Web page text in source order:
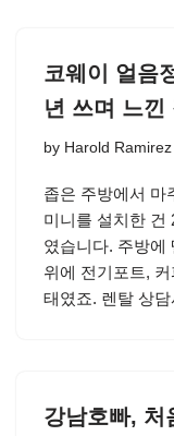
코웨이 얼음
년 쓰며 느낀
by Harold Ramirez
좁은 주방에서 마
미니를 설치한 건
였습니다. 주방에
위에 전기포트,
태였죠. 렌탈 상
강남호빠, 처